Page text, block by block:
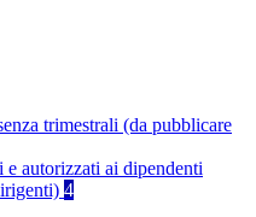
trimestrali (da pubblicare
autorizzati ai dipendenti
4